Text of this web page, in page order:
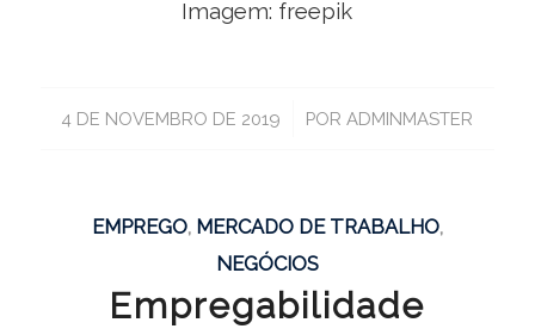
Imagem: freepik
4 DE NOVEMBRO DE 2019
/ PORADMINMASTER
EMPREGO, MERCADO DE TRABALHO,
NEGÓCIOS
Empregabilidade